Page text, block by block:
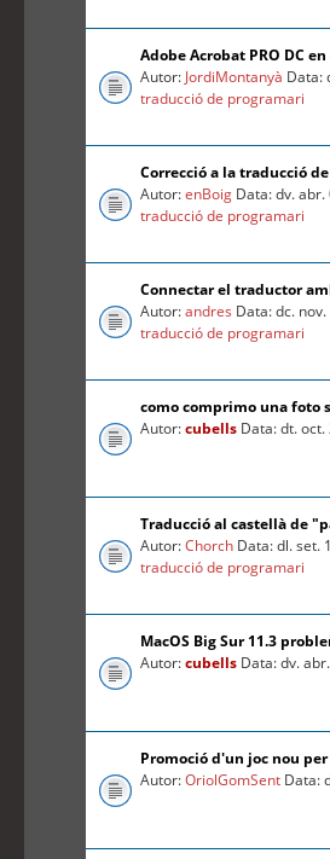
Adobe Acrobat PRO DC
Autor: JordiMontanyà Data:
traducció de programari
Correcció a la traducció
Autor:enBoig Data: dv.
traducció de programari
Connectar el traductor
Autor:andres Data: dc.
traducció de programari
como comprimo una foto
Autor:cubells Data: dt.
Traducció al castellà de
Autor:Chorch Data: dl. set.
traducció de programari
MacOS Big Sur 11.3
Autor:cubells Data: dv.
Promoció d'un joc nou
Autor:OriolGomSent Data: